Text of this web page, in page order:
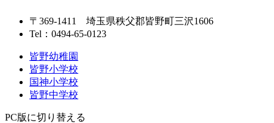
〒369-1411 埼玉県秩父郡皆野町三沢1606
Tel： 0494-65-0123
皆野幼稚園
皆野小学校
国神小学校
皆野中学校
PC版に切り替える